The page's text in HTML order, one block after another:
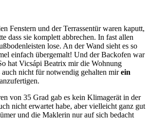
Fenstern und der Terrassentür waren kaputt,
dass sie komplett abbrechen. In fast allen
lose. An der Wand sieht es so
einfach übergemalt! Und der Backofen war
hat Vicsápi Beatrix mir die Wohnung
auch nicht für notwendig gehalten mirein
anzufertigen.
von 35 Grad gab es kein Klimagerät in der
nicht erwartet habe, aber vielleicht ganz gut
und die Maklerin nur auf sich bedacht